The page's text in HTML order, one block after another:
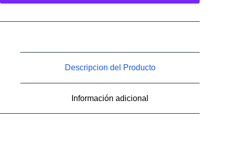
Descripcion del Producto
Información adicional